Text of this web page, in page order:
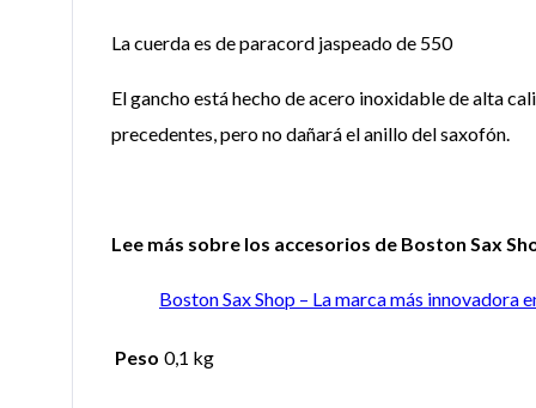
La cuerda es de paracord jaspeado de 550
El gancho está hecho de acero inoxidable de alta
precedentes, pero no dañará el anillo del saxofón.
Lee más sobre los accesorios de Boston Sax
Boston Sax Shop – La marca más innovadora
Peso 0,1 kg